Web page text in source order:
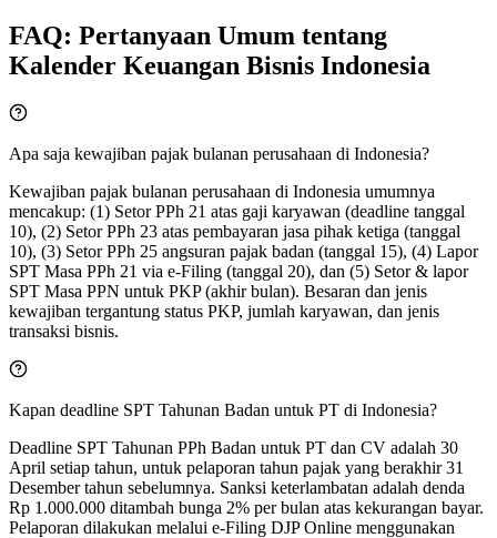
FAQ: Pertanyaan Umum tentang
Kalender Keuangan Bisnis Indonesia
Apa saja kewajiban pajak bulanan perusahaan di Indonesia?
Kewajiban pajak bulanan perusahaan di Indonesia umumnya
mencakup: (1) Setor PPh 21 atas gaji karyawan (deadline tanggal
10), (2) Setor PPh 23 atas pembayaran jasa pihak ketiga (tanggal
10), (3) Setor PPh 25 angsuran pajak badan (tanggal 15), (4) Lapor
SPT Masa PPh 21 via e-Filing (tanggal 20), dan (5) Setor & lapor
SPT Masa PPN untuk PKP (akhir bulan). Besaran dan jenis
kewajiban tergantung status PKP, jumlah karyawan, dan jenis
transaksi bisnis.
Kapan deadline SPT Tahunan Badan untuk PT di Indonesia?
Deadline SPT Tahunan PPh Badan untuk PT dan CV adalah 30
April setiap tahun, untuk pelaporan tahun pajak yang berakhir 31
Desember tahun sebelumnya. Sanksi keterlambatan adalah denda
Rp 1.000.000 ditambah bunga 2% per bulan atas kekurangan bayar.
Pelaporan dilakukan melalui e-Filing DJP Online menggunakan